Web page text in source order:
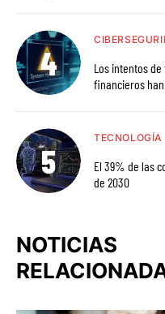
Los intentos
financieros
TECNOLOGÍA
El 39% de las
de 2030
NOTICIAS